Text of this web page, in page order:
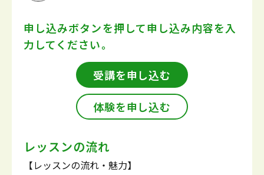
申し込みボタンを押して申し込み内容を入
力してください。
受講を申し込む
体験を申し込む
レッスンの流れ
【レッスンの流れ・魅力】